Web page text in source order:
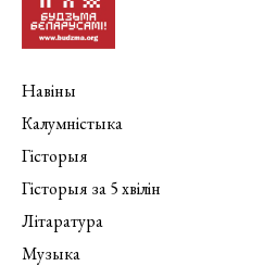
Навіны
Калумністыка
Гісторыя
Гісторыя за 5 хвілін
Літаратура
Музыка